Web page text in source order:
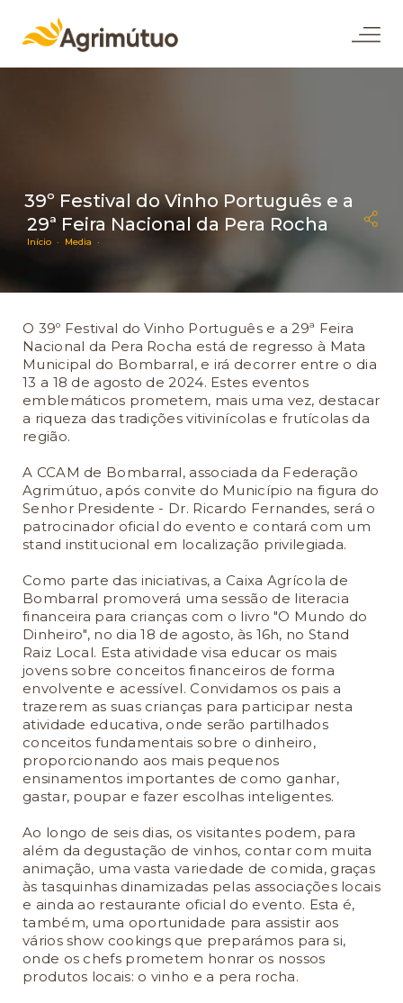
39º Festival do Vinho Português e a
29ª Feira Nacional da Pera Rocha
Início · Media ·
O 39º Festival do Vinho Português e a 29ª Feira
Nacional da Pera Rocha está de regresso à Mata
Municipal do Bombarral, e irá decorrer entre o dia
13 a 18 de agosto de 2024. Estes eventos
emblemáticos prometem, mais uma vez, destacar
a riqueza das tradições vitivinícolas e frutícolas da
região.
A CCAM de Bombarral, associada da Federação
Agrimútuo, após convite do Município na figura do
Senhor Presidente - Dr. Ricardo Fernandes, será o
patrocinador oficial do evento e contará com um
stand institucional em localização privilegiada.
Como parte das iniciativas, a Caixa Agrícola de
Bombarral promoverá uma sessão de literacia
financeira para crianças com o livro "O Mundo do
Dinheiro", no dia 18 de agosto, às 16h, no Stand
Raiz Local. Esta atividade visa educar os mais
jovens sobre conceitos financeiros de forma
envolvente e acessível. Convidamos os pais a
trazerem as suas crianças para participar nesta
atividade educativa, onde serão partilhados
conceitos fundamentais sobre o dinheiro,
proporcionando aos mais pequenos
ensinamentos importantes de como ganhar,
gastar, poupar e fazer escolhas inteligentes.
Ao longo de seis dias, os visitantes podem, para
além da degustação de vinhos, contar com muita
animação, uma vasta variedade de comida, graças
às tasquinhas dinamizadas pelas associações locais
e ainda ao restaurante oficial do evento. Esta é,
também, uma oportunidade para assistir aos
vários show cookings que preparámos para si,
onde os chefs prometem honrar os nossos
produtos locais: o vinho e a pera rocha.